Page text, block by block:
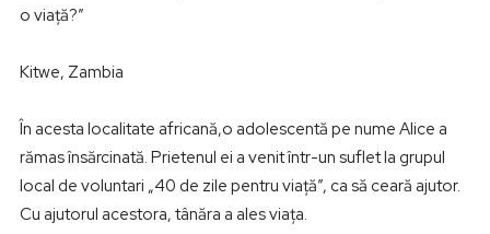
o viaţă?”
Kitwe, Zambia
În acesta localitate africană,o adolescentă pe nume Alice a
rămas însărcinată. Prietenul ei a venit într-un suflet la grupul
local de voluntari „40 de zile pentru viaţă”, ca să ceară ajutor.
Cu ajutorul acestora, tânăra a ales viaţa.